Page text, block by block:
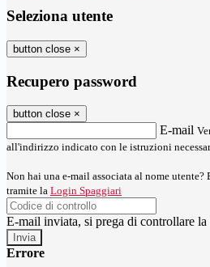
Seleziona utente
button close ×
Recupero password
button close ×
E-mail
all'indirizzo indicato con le istruzioni
Non hai una e-mail associata al nome utente?
tramite la Login Spaggiari
E-mail inviata, si prega di controllare la
Errore